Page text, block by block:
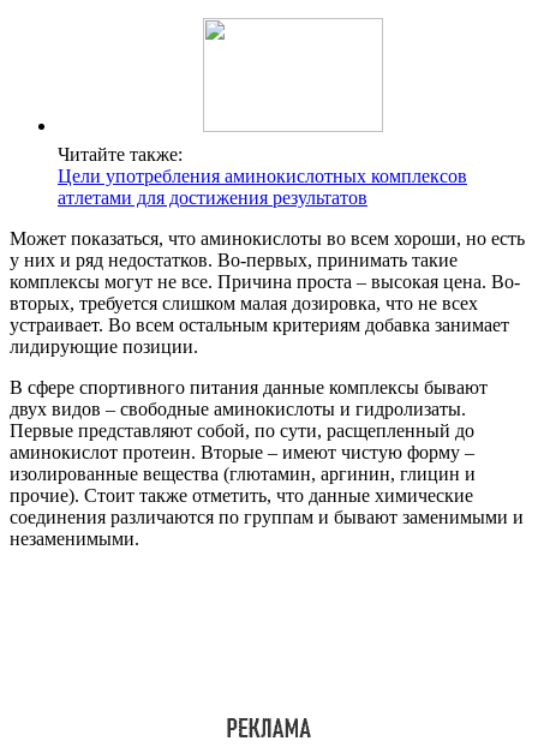
Читайте также:
Цели употребления аминокислотных комплексов
атлетами для достижения результатов
Может показаться, что аминокислоты во всем хороши, но есть
у них и ряд недостатков. Во-первых, принимать такие
комплексы могут не все. Причина проста – высокая цена. Во-
вторых, требуется слишком малая дозировка, что не всех
устраивает. Во всем остальным критериям добавка занимает
лидирующие позиции.
В сфере спортивного питания данные комплексы бывают
двух видов – свободные аминокислоты и гидролизаты.
Первые представляют собой, по сути, расщепленный до
аминокислот протеин. Вторые – имеют чистую форму –
изолированные вещества (глютамин, аргинин, глицин и
прочие). Стоит также отметить, что данные химические
соединения различаются по группам и бывают заменимыми и
незаменимыми.